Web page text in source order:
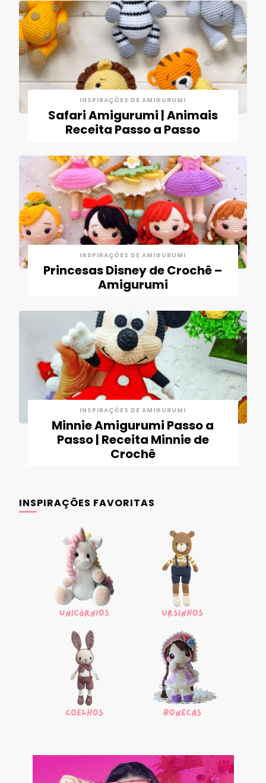
INSPIRAÇÕES DE AMIGURUMI
Safari Amigurumi | Animais
Receita Passo a Passo
INSPIRAÇÕES DE AMIGURUMI
Princesas Disney de Crochê –
Amigurumi
INSPIRAÇÕES DE AMIGURUMI
Minnie Amigurumi Passo a
Passo | Receita Minnie de
Crochê
INSPIRAÇÕES FAVORITAS